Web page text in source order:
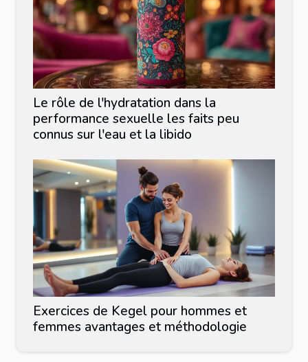
Le rôle de l'hydratation dans la
performance sexuelle les faits peu
connus sur l'eau et la libido
Exercices de Kegel pour hommes et
femmes avantages et méthodologie